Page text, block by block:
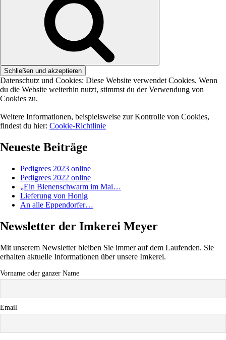
Datenschutz und Cookies: Diese Website verwendet Cookies. Wenn
du die Website weiterhin nutzt, stimmst du der Verwendung von
Cookies zu.
Weitere Informationen, beispielsweise zur Kontrolle von Cookies,
findest du hier: Cookie-Richtlinie
Neueste Beiträge
Pedigrees 2023 online
Pedigrees 2022 online
„Ein Bienenschwarm im Mai…
Lieferung von Honig
An alle Eppendorfer…
Newsletter der Imkerei Meyer
Mit unserem Newsletter bleiben Sie immer auf dem Laufenden. Sie
erhalten aktuelle Informationen über unsere Imkerei.
Vorname oder ganzer Name
Email